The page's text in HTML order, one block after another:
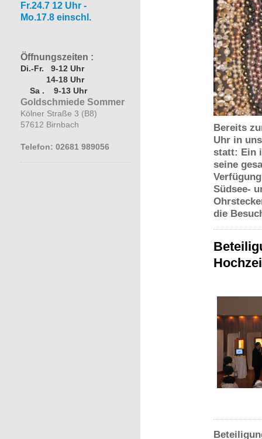
Bereits
Uhr in
statt: Ein
seine
Südsee-
die
Fr.24.7 12 Uhr -
Mo.17.8 einschl.
Öffnungszeiten :
Di.-Fr. 9-12 Uhr
14-18 Uhr
Sa . 9-13 Uhr
Goldschmiede Sommer
Kölner Straße 3 (B8)
57612 Birnbach
Telefon: 02681 989056